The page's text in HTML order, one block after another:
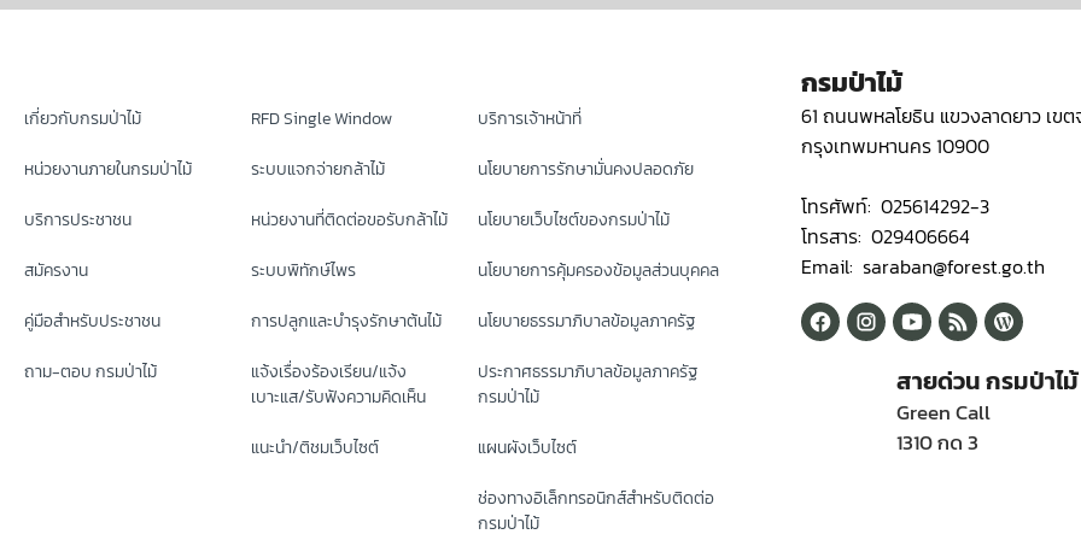
เกี่ยวกับกรมป่าไม้
หน่วยงานภายในกรมป่าไม้
บริการประชาชน
สมัครงาน
คู่มือสำหรับประชาชน
ถาม-ตอบ กรมป่าไม้
RFD Single Window
ระบบแจกจ่ายกล้าไม้
หน่วยงานที่ติดต่อขอรับกล้าไม้
ระบบพิทักษ์ไพร
การปลูกและบำรุงรักษาต้นไม้
แจ้งเรื่องร้องเรียน/แจ้ง
เบาะแส/รับฟังความคิดเห็น
แนะนำ/ติชมเว็บไซต์
บริการเจ้าหน้าที่
นโยบายการรักษามั่นคงปลอดภัย
นโยบายเว็บไซต์ของกรมป่าไม้
นโยบายการคุ้มครองข้อมูลส่วนบุคคล
นโยบายธรรมาภิบาลข้อมูลภาครัฐ
ประกาศธรรมาภิบาลข้อมูลภาครัฐ
กรมป่าไม้
แผนผังเว็บไซต์
ช่องทางอิเล็กทรอนิกส์สำหรับติดต่อ
กรมป่าไม้
กรมป่าไม้
61 ถนนพหลโยธิน แขวงลาดยาว เข
กรุงเทพมหานคร 10900
โทรศัพท์: 025614292-3
โทรสาร: 029406664
Email: saraban@forest.go.th
สายด่วน กรมป่าไม้
Green Call
1310 กด 3